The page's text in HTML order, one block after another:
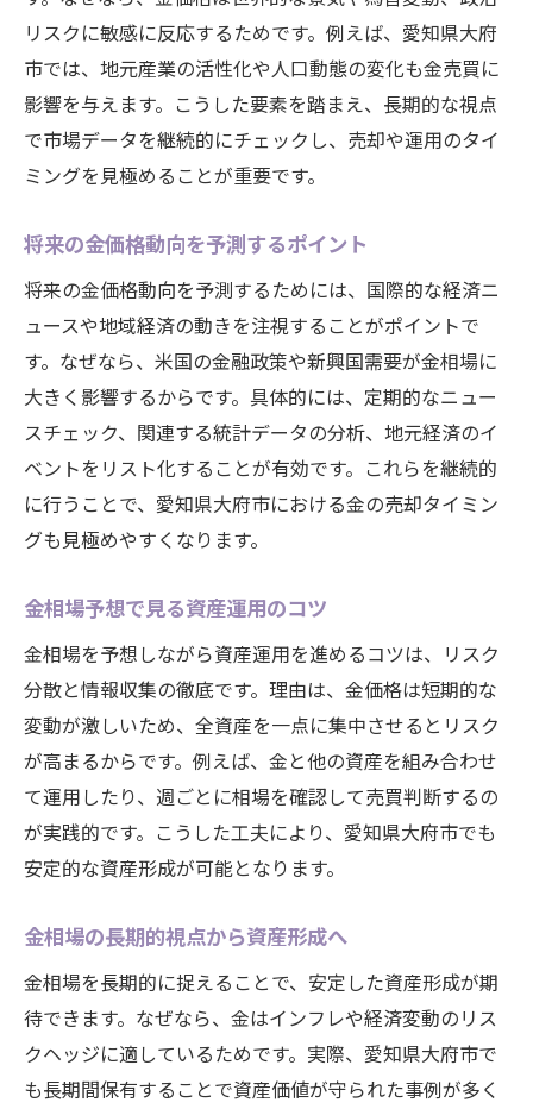
リスクに敏感に反応するためです。例えば、愛知県大府
市では、地元産業の活性化や人口動態の変化も金売買に
影響を与えます。こうした要素を踏まえ、長期的な視点
で市場データを継続的にチェックし、売却や運用のタイ
ミングを見極めることが重要です。
将来の金価格動向を予測するポイント
将来の金価格動向を予測するためには、国際的な経済ニ
ュースや地域経済の動きを注視することがポイントで
す。なぜなら、米国の金融政策や新興国需要が金相場に
大きく影響するからです。具体的には、定期的なニュー
スチェック、関連する統計データの分析、地元経済のイ
ベントをリスト化することが有効です。これらを継続的
に行うことで、愛知県大府市における金の売却タイミン
グも見極めやすくなります。
金相場予想で見る資産運用のコツ
金相場を予想しながら資産運用を進めるコツは、リスク
分散と情報収集の徹底です。理由は、金価格は短期的な
変動が激しいため、全資産を一点に集中させるとリスク
が高まるからです。例えば、金と他の資産を組み合わせ
て運用したり、週ごとに相場を確認して売買判断するの
が実践的です。こうした工夫により、愛知県大府市でも
安定的な資産形成が可能となります。
金相場の長期的視点から資産形成へ
金相場を長期的に捉えることで、安定した資産形成が期
待できます。なぜなら、金はインフレや経済変動のリス
クヘッジに適しているためです。実際、愛知県大府市で
も長期間保有することで資産価値が守られた事例が多く